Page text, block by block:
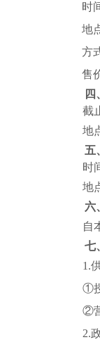
时
地
方
售
四
截
地
五
时
地
六
自
七
1.
①
②
2.